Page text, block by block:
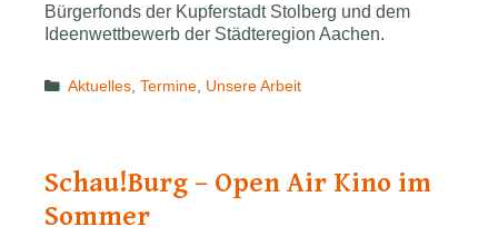
Bürgerfonds der Kupferstadt Stolberg und dem
Ideenwettbewerb der Städteregion Aachen.
Categories
Aktuelles ,Termine Unsere Arbeit
Schau!Burg – Open Air Kino im
Sommer